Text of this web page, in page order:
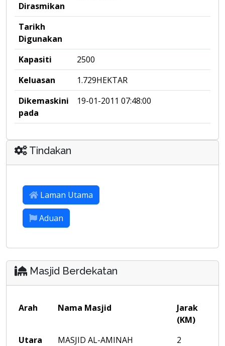
Dirasmikan
Tarikh
Digunakan
Kapasiti
2500
Keluasan
1.729HEKTAR
Dikemaskini
pada
19-01-2011 07:48:00
Tindakan
Laman Utama
Aduan
Masjid Berdekatan
Arah Nama Masjid
Jarak
(KM)
Utara
MASJID AL-AMINAH
2